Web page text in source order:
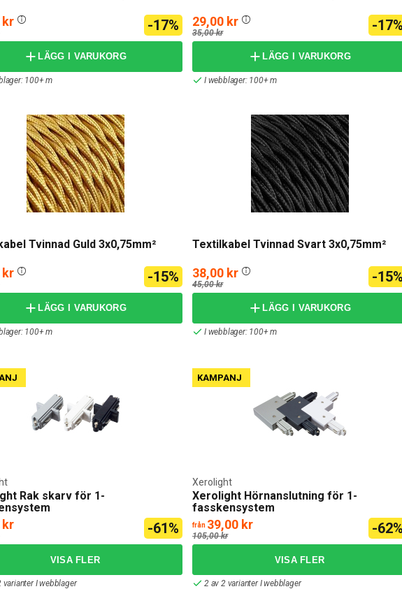
kr -17%
LÄGG I VARUKORG
100+ m
29,00 kr
35,00 kr -17%
LÄGG I VARUKORG
I webblager: 100+ m
Tvinnad Guld 3x0,75mm²
kr -15%
LÄGG I VARUKORG
100+ m
Textilkabel Tvinnad Svart 3x0,75mm²
38,00 kr
45,00 kr -15%
LÄGG I VARUKORG
I webblager: 100+ m
Rak skarv för 1-
kr -61%
varianter I webblager
KAMPANJ
Xerolight Hörnanslutning för 1-
fasskensystem
Xerolight
från 39,00 kr
105,00 kr -62%
2 av 2 varianter I webblager